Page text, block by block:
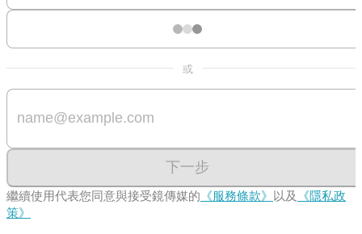
或
下一步
繼續使用代表您同意與接受鏡傳媒的 《服務條款》 以及 《隱私政
策》